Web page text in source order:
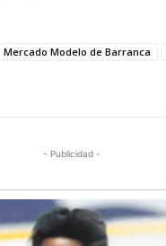
Mercado Modelo de Barranca
- Publicidad -